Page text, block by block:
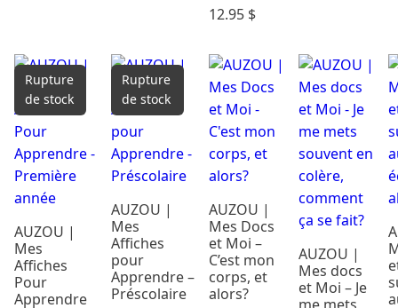
12.95 $
Rupture
de stock
AUZOU |
Mes
Affiches
Pour
Apprendre
Rupture
de stock
AUZOU |
Mes
Affiches
pour
Apprendre –
Préscolaire
AUZOU |
Mes Docs
et Moi –
C’est mon
corps, et
alors?
AUZOU |
Mes docs
et Moi – Je